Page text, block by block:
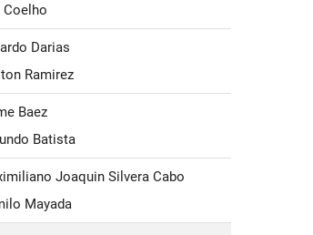
Coelho
Darias
Ramirez
Baez
Batista
Joaquin Silvera Cabo
Mayada